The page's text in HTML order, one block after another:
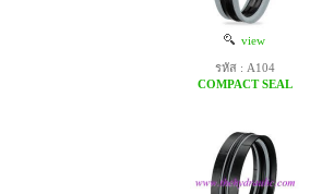
view
รหัส : A104
COMPACT SEAL